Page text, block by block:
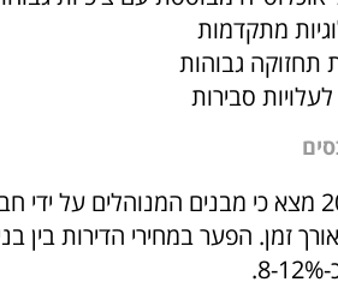
מתקדמות
תחזוקה גבוהות
לעלויות סבירות
מחקר שנערך ב-2023 מצא כי מבנים המנוהלים
זמן. הפער במחירי הדירות בין